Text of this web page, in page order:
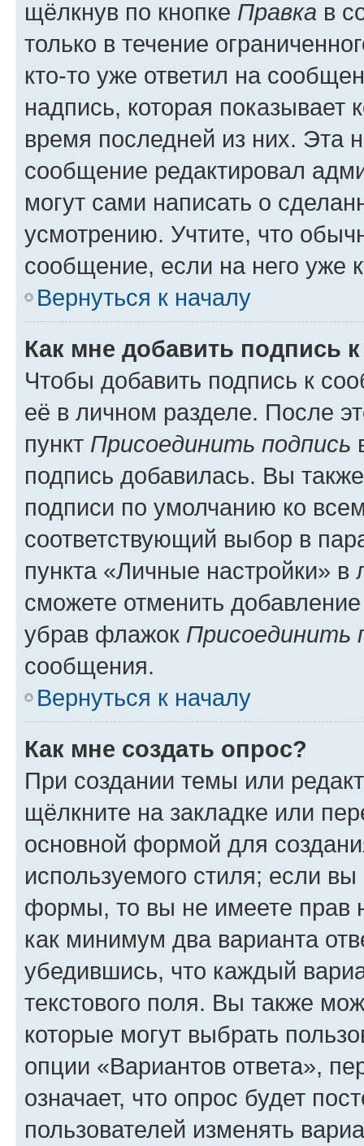
щёлкнув по кнопке Правка в
только в течение
кто-то уже ответил на
надпись, которая показывает
время последней из них. Эта
сообщение редактировал
могут сами написать о
усмотрению. Учтите, что
сообщение, если на него уже
Вернуться к началу
Как мне добавить подпись
Чтобы добавить подпись к
её в личном разделе. После
пункт Присоединить подпись
подпись добавилась. Вы
подписи по умолчанию ко
соответствующий выбор в
пункта «Личные настройки»
сможете отменить
убрав флажок Присоединить
сообщения.
Вернуться к началу
Как мне создать опрос?
При создании темы или
щёлкните на закладке или
основной формой для
используемого стиля; если
формы, то вы не имеете прав
как минимум два варианта
убедившись, что каждый
текстового поля. Вы также
которые могут выбрать
опции «Вариантов ответа»,
означает, что опрос будет
пользователей изменять